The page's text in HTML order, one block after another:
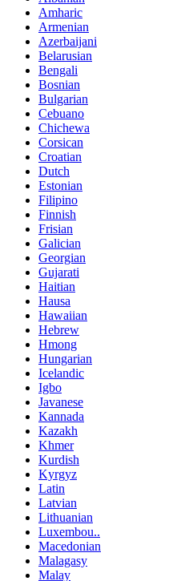
Amharic
Armenian
Azerbaijani
Belarusian
Bengali
Bosnian
Bulgarian
Cebuano
Chichewa
Corsican
Croatian
Dutch
Estonian
Filipino
Finnish
Frisian
Galician
Georgian
Gujarati
Haitian
Hausa
Hawaiian
Hebrew
Hmong
Hungarian
Icelandic
Igbo
Javanese
Kannada
Kazakh
Khmer
Kurdish
Kyrgyz
Latin
Latvian
Lithuanian
Luxembou..
Macedonian
Malagasy
Malay